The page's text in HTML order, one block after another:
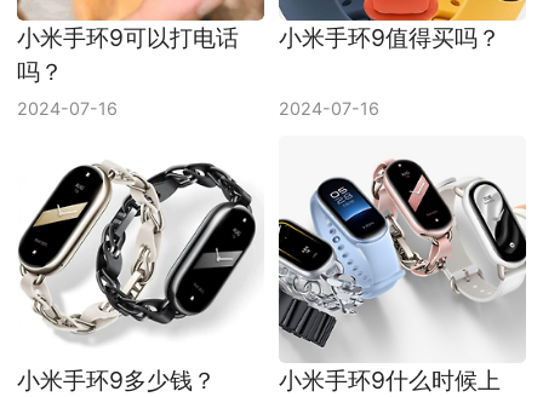
小米手环9可以打电话
吗？
2024-07-16
小米手环9值得买吗？
2024-07-16
小米手环9多少钱？
小米手环9什么时候上